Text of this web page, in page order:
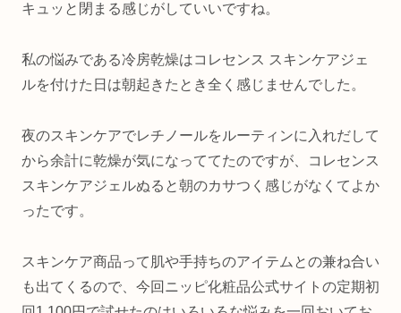
キュッと閉まる感じがしていいですね。
私の悩みである冷房乾燥はコレセンス スキンケアジェ
ルを付けた日は朝起きたとき全く感じませんでした。
夜のスキンケアでレチノールをルーティンに入れだして
から余計に乾燥が気になっててたのですが、コレセンス
スキンケアジェルぬると朝のカサつく感じがなくてよか
ったです。
スキンケア商品って肌や手持ちのアイテムとの兼ね合い
も出てくるので、今回ニッピ化粧品公式サイトの定期初